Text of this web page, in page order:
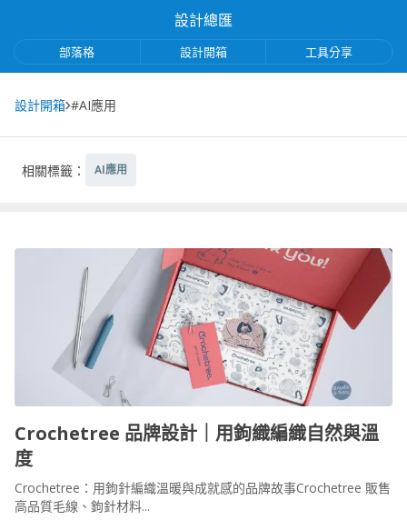
設計總匯
部落格 設計開箱 工具分享
設計開箱 #AI應用
相關標籤： AI應用
Crochetree 品牌設計｜用鉤織編織自然與溫
度
Crochetree：用鉤針編織溫暖與成就感的品牌故事Crochetree 販售
高品質毛線、鉤針材料...